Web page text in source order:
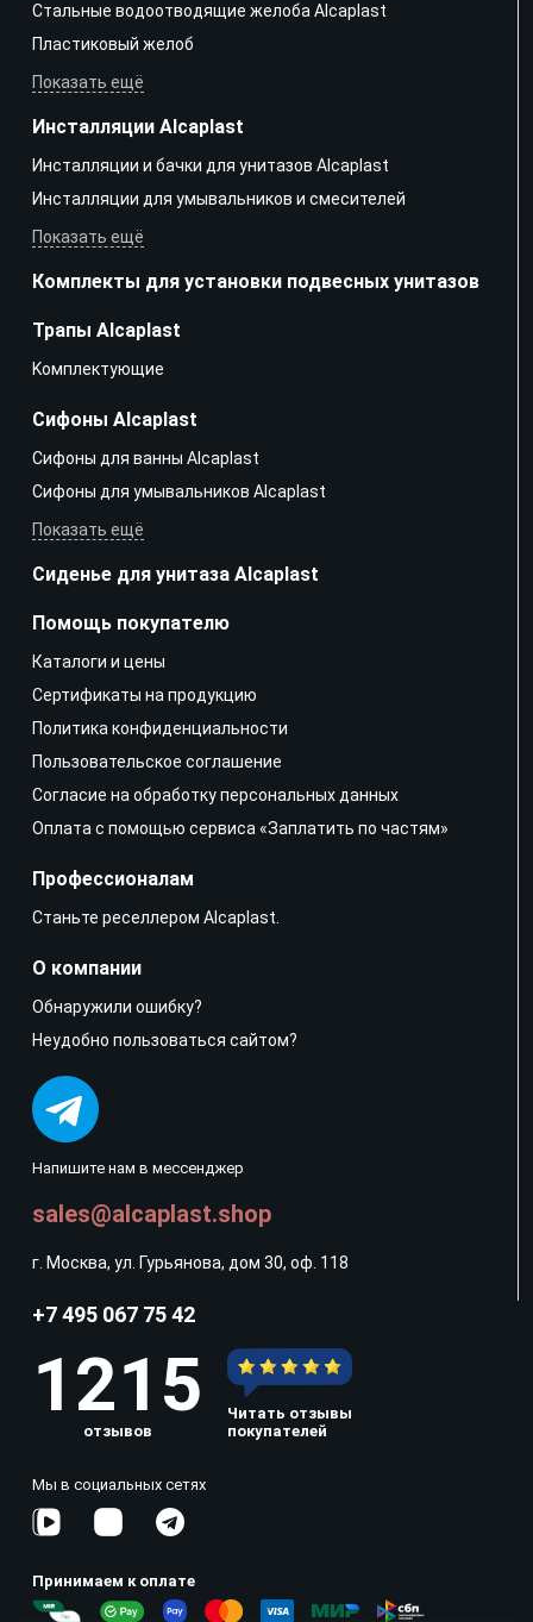
Стальные водоотводящие желоба Alcaplast
Пластиковый желоб
Показать ещё
Инсталляции Alcaplast
Инсталляции и бачки для унитазов Alcaplast
Инсталляции для умывальников и смесителей
Показать ещё
Комплекты для установки подвесных унитазов
Трапы Alcaplast
Kомплектующие
Сифоны Alcaplast
Сифоны для ванны Alcaplast
Сифоны для умывальников Alcaplast
Показать ещё
Сиденье для унитаза Alcaplast
Напишите нам в мессенджер
sales@alcaplast.shop
г. Москва, ул. Гурьянова, дом 30, оф. 118
Помощь покупателю
Каталоги и цены
Сертификаты на продукцию
Политика конфиденциальности
Пользовательское соглашение
Согласие на обработку персональных данных
Оплата с помощью сервиса «Заплатить по частям»
Профессионалам
Станьте реселлером Alcaplast.
О компании
Обнаружили ошибку?
Неудобно пользоваться сайтом?
+7 495 067 75 42
1215
отзывов
Читать отзывы
покупателей
Мы в социальных сетях
Принимаем к оплате